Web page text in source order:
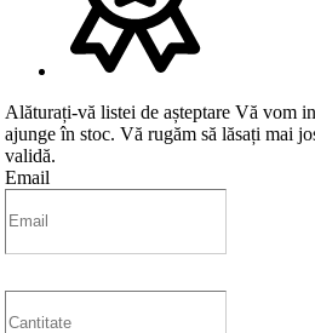
Alăturați-vă listei de așteptare Vă vom
ajunge în stoc. Vă rugăm să lăsați mai
validă.
Email